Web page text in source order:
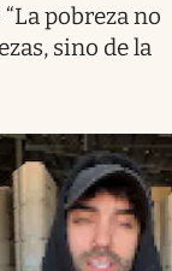
pobreza no
sino de la